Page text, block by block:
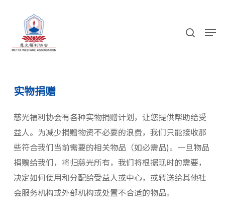
content
实物捐赠
慈光福利协会有各种实物捐赠计划，让您提供帮助给受
益人。为减少捐赠物资不必要的浪费，我们只能接收那
些符合我们当前需要的相关物品（如必需品)。一旦物品
捐赠给我们，将归慈光所有，我们将根据现时的需要，
决定如何使用和分配给受益人或中心，或转送给其他社
会服务机构或外部机构或处置不合适的物品。